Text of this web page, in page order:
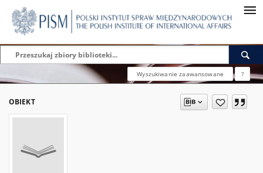
Wyszukiwanie zaawansowane ?
OBIEKT